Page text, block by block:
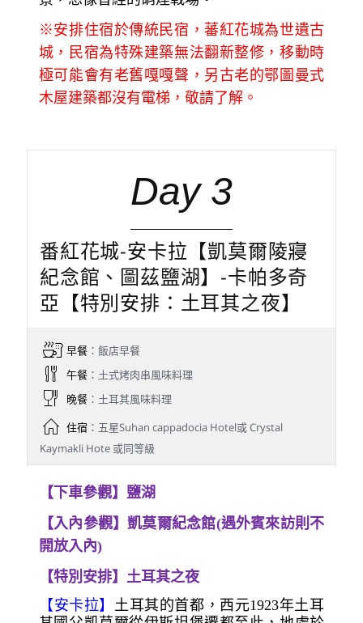
※安排住宿於傳統民宿，蕃紅花城為世遺古
城，民宿為特殊建築無法翻新整修，移動時
極可能會有老舊嘎嘎聲，另古老的鄂圖曼式
木屋建築都沒有電梯，敬請了解。
Day 3
番紅花城-安卡拉【凱莫爾陵寢
紀念館、圖茲鹽湖】-卡帕多奇
亞【特別安排：土耳其之夜】
早餐：飯店早餐
午餐：土式烤肉串風味料理
晚餐：土耳其風味料理
住宿：五星Suhan cappadocia Hotel或 Crystal
Kaymakli Hote 或同等級
【下車參觀】鹽湖
【入內參觀】凱莫爾紀念館(遇外賓來訪則不
開放入內)
【特別安排】土耳其之夜
【安卡拉】
土耳其的首都，西元1923年土耳